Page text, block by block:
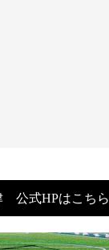
公式HPはこちら